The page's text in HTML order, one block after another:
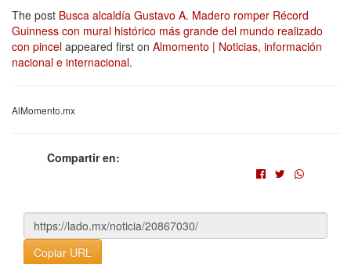
The post Busca alcaldía Gustavo A. Madero romper Récord
Guinness con mural histórico más grande del mundo realizado
con pincel appeared first on Almomento | Noticias, información
nacional e internacional.
AlMomento.mx
Compartir en:
Copiar URL